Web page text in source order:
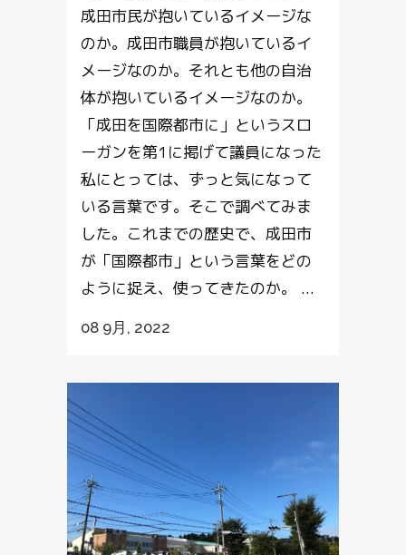
成田市民が抱いているイメージな
のか。成田市職員が抱いているイ
メージなのか。それとも他の自治
体が抱いているイメージなのか。
「成田を国際都市に」というスロ
ーガンを第1に掲げて議員になった
私にとっては、ずっと気になって
いる言葉です。そこで調べてみま
した。これまでの歴史で、成田市
が「国際都市」という言葉をどの
ように捉え、使ってきたのか。 ...
08 9月, 2022